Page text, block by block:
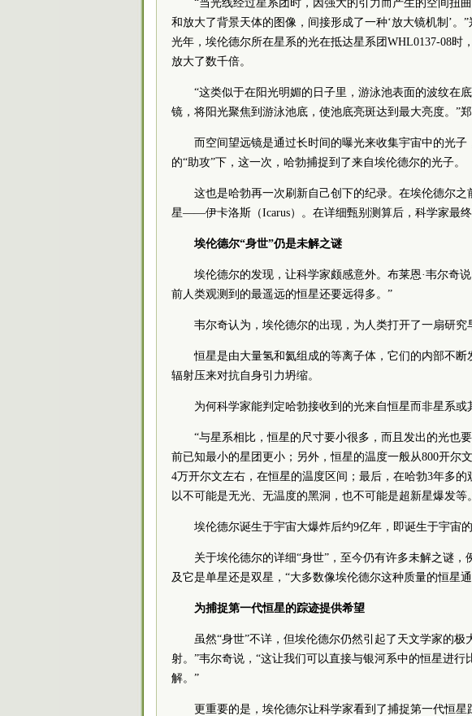
“当光线经过星系团时，因强大的引力而产生的空间扭
和放大了背景天体的图像，间接形成了一种‘放大镜机制’。
光年，埃伦德尔所在星系的光在抵达星系团WHL0137-08时
放大了数千倍。
“这类似于在阳光明媚的日子里，游泳池表面的波纹
镜，将阳光聚焦到游泳池底，使池底亮斑达到最大亮度。”郑
而空间望远镜是通过长时间的曝光来收集宇宙中的光
的“助攻”下，这一次，哈勃捕捉到了来自埃伦德尔的光子。
这也是哈勃再一次刷新自己创下的纪录。在埃伦德尔
星——伊卡洛斯（Icarus）。在详细甄别测算后，科学家最终
埃伦德尔“身世”仍是未解之谜
埃伦德尔的发现，让科学家颇感意外。布莱恩·韦尔奇
前人类观测到的最遥远的恒星还要远得多。”
韦尔奇认为，埃伦德尔的出现，为人类打开了一扇研究
恒星是由大量氢和氦组成的等离子体，它们的内部不
辐射压来对抗自身引力坍缩。
为何科学家能判定哈勃接收到的光来自恒星而非星系或
“与星系相比，恒星的尺寸要小很多，而且发出的光也
前已知最小的星团更小；另外，恒星的温度一般从800开尔
4万开尔文左右，在恒星的温度区间；最后，在哈勃3年多
以不可能是无光、无温度的黑洞，也不可能是超新星爆发等
埃伦德尔诞生于宇宙大爆炸后约9亿年，即诞生于宇宙的
关于埃伦德尔的详细“身世”，至今仍有许多未解之谜
及它是单星还是双星，“大多数像埃伦德尔这种质量的恒星
为捕捉第一代恒星的踪迹提供希望
虽然“身世”不详，但埃伦德尔仍然引起了天文学家的
射。”韦尔奇说，“这让我们可以直接与银河系中的恒星进
解。”
更重要的是，埃伦德尔让科学家看到了捕捉第一代恒星